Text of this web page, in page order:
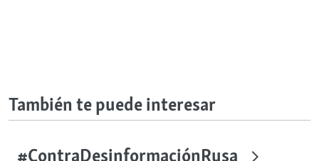
También te puede interesar